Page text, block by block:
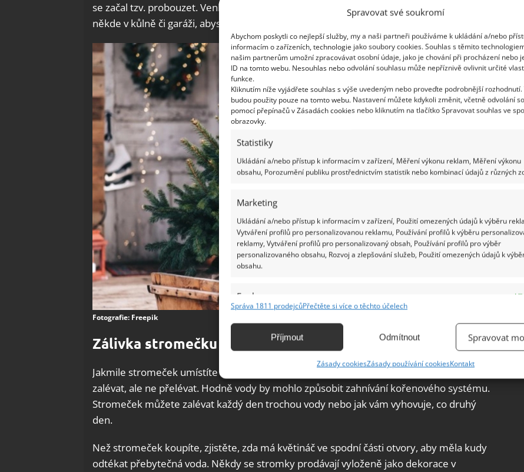
Spravovat své soukromí
Abychom poskytli co nejlepší služby, my a naši partneři používáme k ukládání a/nebo
informacím o zařízeních, technologie jako soubory cookies. Souhlas s těmito
našim partnerům umožní zpracovávat osobní údaje, jako je chování při procházení nebo
ID na tomto webu. Nesouhlas nebo odvolání souhlasu může nepříznivě ovlivnit určité
funkce.
Kliknutím níže vyjádřete souhlas s výše uvedeným nebo proveďte podrobnější rozhodnutí.
budou použity pouze na tomto webu. Nastavení můžete kdykoli změnit, včetně odvolání
pomocí přepínačů v Zásadách cookies nebo kliknutím na tlačítko Spravovat souhlas ve
obrazovky.
Statistiky
Ukládání a/nebo přístup k informacím v zařízení, Měření výkonu reklam, Měření výkonu
obsahu, Porozumění publiku prostřednictvím statistik nebo kombinací údajů z různých
Marketing
Ukládání a/nebo přístup k informacím v zařízení, Použití omezených údajů k výběru
Vytváření profilů pro personalizovanou reklamu, Používání profilů k výběru
reklamy, Vytváření profilů pro personalizovaný obsah, Používání profilů pro výběr
personalizovaného obsahu, Rozvoj a zlepšování služeb, Použití omezených údajů k
obsahu.
Funkce
Identifikace zařízení na základě automaticky přenášených informací.
základě aktivně vyžádaných informací.
Zajištění bezpečnosti, předcházení a zjišťování podvodů a
Správa 1811 prodejcůPřečtěte si více o těchto účelech
Příjmout Odmítnout Spravovat
Zásady cookiesZásady používání cookiesKontakt
se začal tzv. probouzet. Venku by pak mohl umrznout. Musel by leda zůstat do jara
někde v kůlně či garáži, abyste jej uchránili před mrazy.
Fotografie: Freepik
Zálivka stromečku
Jakmile stromeček umístíte do tepla, začne žíznit. Je nutné stromeček pravidelně
zalévat, ale ne přelévat. Hodně vody by mohlo způsobit zahnívání kořenového systému.
Stromeček můžete zalévat každý den trochou vody nebo jak vám vyhovuje, co druhý
den.
Než stromeček koupíte, zjistěte, zda má květináč ve spodní části otvory, aby měla kudy
odtékat přebytečná voda. Někdy se stromky prodávají vyloženě jako dekorace v